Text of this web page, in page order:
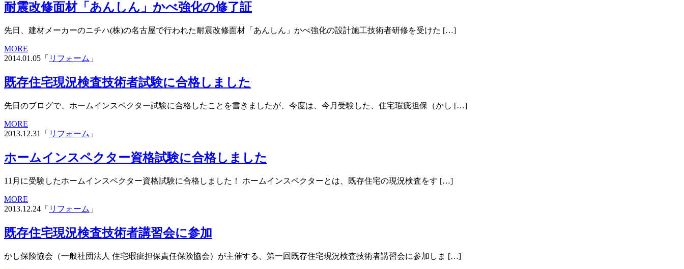
耐震改修面材「あんしん」かべ強化の修了証
先日、建材メーカーのニチハ(株)の名古屋で行われた耐震改修面材「あんしん」かべ強化の設計施工技術者研修を受けた […]
MORE
2014.01.05「 リフォーム 」
既存住宅現況検査技術者試験に合格しました
先日のブログで、ホームインスペクター試験に合格したことを書きましたが、今度は、今月受験した、住宅瑕疵担保（かし […]
MORE
2013.12.31「 リフォーム 」
ホームインスペクター資格試験に合格しました
11月に受験したホームインスペクター資格試験に合格しました！ ホームインスペクターとは、既存住宅の現況検査をす […]
MORE
2013.12.24「 リフォーム 」
既存住宅現況検査技術者講習会に参加
かし保険協会（一般社団法人 住宅瑕疵担保責任保険協会）が主催する、第一回既存住宅現況検査技術者講習会に参加しま […]